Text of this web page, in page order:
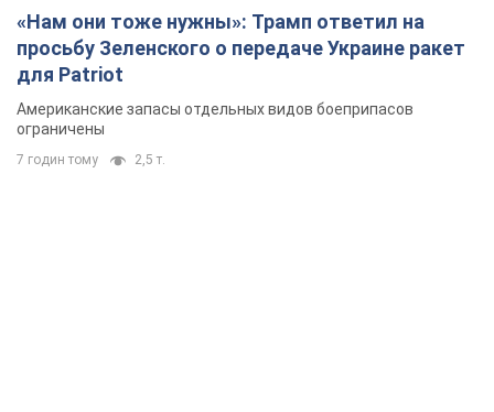
«Нам они тоже нужны»: Трамп ответил на
просьбу Зеленского о передаче Украине ракет
для Patriot
Американские запасы отдельных видов боеприпасов
ограничены
7 годин тому 2,5 т.